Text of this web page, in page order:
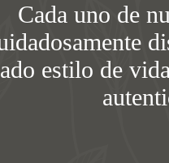
Cada uno de
estilo de